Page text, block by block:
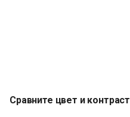
Сравните цвет и контраст